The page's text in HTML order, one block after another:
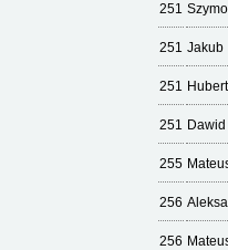
251
251 Jakub
251 Hubert
251 Dawid
255
256
256